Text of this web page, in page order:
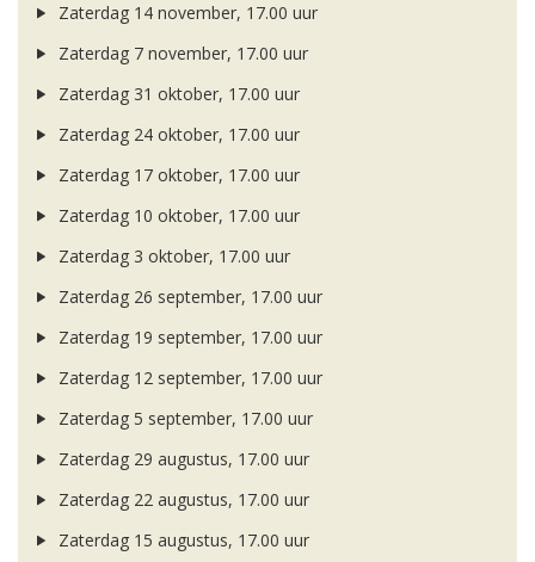
Zaterdag 14 november, 17.00 uur
Zaterdag 7 november, 17.00 uur
Zaterdag 31 oktober, 17.00 uur
Zaterdag 24 oktober, 17.00 uur
Zaterdag 17 oktober, 17.00 uur
Zaterdag 10 oktober, 17.00 uur
Zaterdag 3 oktober, 17.00 uur
Zaterdag 26 september, 17.00 uur
Zaterdag 19 september, 17.00 uur
Zaterdag 12 september, 17.00 uur
Zaterdag 5 september, 17.00 uur
Zaterdag 29 augustus, 17.00 uur
Zaterdag 22 augustus, 17.00 uur
Zaterdag 15 augustus, 17.00 uur